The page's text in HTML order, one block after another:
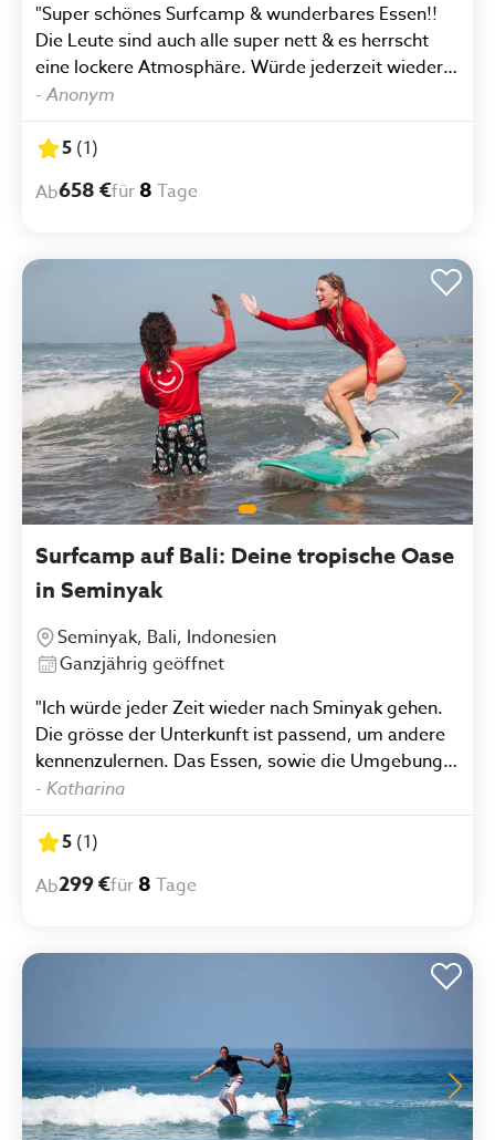
"Super schönes Surfcamp & wunderbares Essen!!
Die Leute sind auch alle super nett & es herrscht
eine lockere Atmosphäre. Würde jederzeit wieder
kommen :))"
- Anonym
5 (1)
Ab658 €für 8 Tage
Surfcamp auf Bali: Deine tropische Oase
in Seminyak
Seminyak, Bali, Indonesien
Ganzjährig geöffnet
"Ich würde jeder Zeit wieder nach Sminyak gehen.
Die grösse der Unterkunft ist passend, um andere
kennenzulernen. Das Essen, sowie die Umgebung
ist super! Die Leute sind hilfsbereit und
motivierend."
- Katharina
5 (1)
Ab299 €für 8 Tage